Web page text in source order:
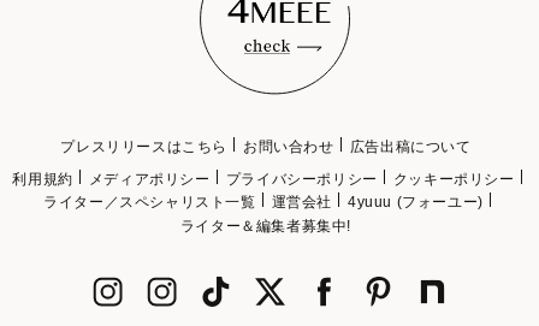
プレスリリースはこちら お問い合わせ
広告出稿について
利用規約
メディアポリシー プライバシーポリシー
クッキーポリシー
ライター／スペシャリスト一覧
運営会社
4yuuu (フォーユー)
ライター＆編集者募集中!